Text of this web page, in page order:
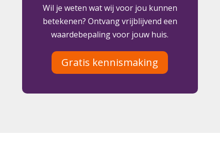
Wil je weten wat wij voor jou kunnen
betekenen? Ontvang vrijblijvend een
waardebepaling voor jouw huis.
Gratis kennismaking